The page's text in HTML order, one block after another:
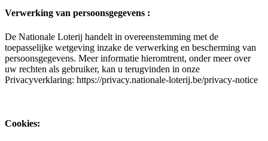
Verwerking van persoonsgegevens :
De Nationale Loterij handelt in overeenstemming met de
toepasselijke wetgeving inzake de verwerking en bescherming van
persoonsgegevens. Meer informatie hieromtrent, onder meer over
uw rechten als gebruiker, kan u terugvinden in onze
Privacyverklaring: https://privacy.nationale-loterij.be/privacy-notice
Cookies: